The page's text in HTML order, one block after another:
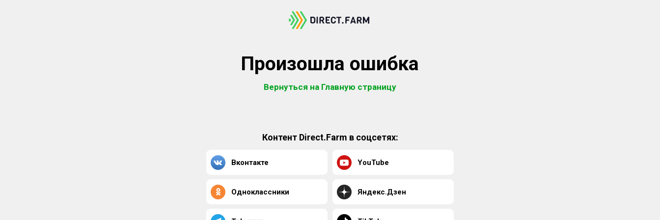
Произошла ошибка
Вернуться на Главную страницу
Контент Direct.Farm в соцсетях:
Вконтакте YouTube
Одноклассники Яндекс.Дзен